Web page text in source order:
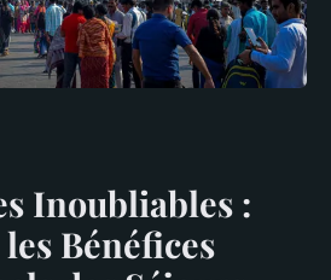
Inoubliables :
Bénéfices